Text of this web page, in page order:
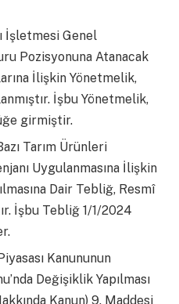
İşletmesi Genel
Pozisyonuna Atanacak
İlişkin Yönetmelik,
İşbu Yönetmelik,
girmiştir.
Tarım Ürünleri
Uygulanmasına İlişkin
Dair Tebliğ, Resmî
İşbu Tebliğ 1/1/2024
Kanununun
Değişiklik Yapılması
Kanun) 9. Maddesi